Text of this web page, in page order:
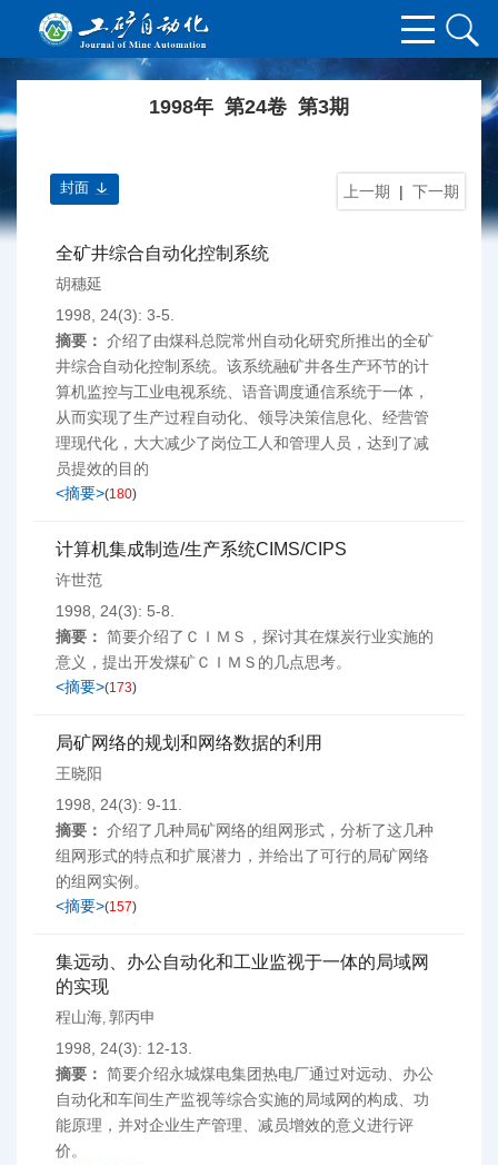
1998年 第24卷 第3期
上一期 | 下一期
封面
全矿井综合自动化控制系统
胡穗延
1998, 24(3): 3-5.
摘要： 介绍了由煤科总院常州自动化研究所推出的全矿
井综合自动化控制系统。该系统融矿井各生产环节的计
算机监控与工业电视系统、语音调度通信系统于一体，
从而实现了生产过程自动化、领导决策信息化、经营管
理现代化，大大减少了岗位工人和管理人员，达到了减
员提效的目的
<摘要>(180)
计算机集成制造/生产系统CIMS/CIPS
许世范
1998, 24(3): 5-8.
摘要： 简要介绍了ＣＩＭＳ，探讨其在煤炭行业实施的
意义，提出开发煤矿ＣＩＭＳ的几点思考。
<摘要>(173)
局矿网络的规划和网络数据的利用
王晓阳
1998, 24(3): 9-11.
摘要： 介绍了几种局矿网络的组网形式，分析了这几种
组网形式的特点和扩展潜力，并给出了可行的局矿网络
的组网实例。
<摘要>(157)
集远动、办公自动化和工业监视于一体的局域网
的实现
程山海, 郭丙申
1998, 24(3): 12-13.
摘要： 简要介绍永城煤电集团热电厂通过对远动、办公
自动化和车间生产监视等综合实施的局域网的构成、功
能原理，并对企业生产管理、减员增效的意义进行评
价。